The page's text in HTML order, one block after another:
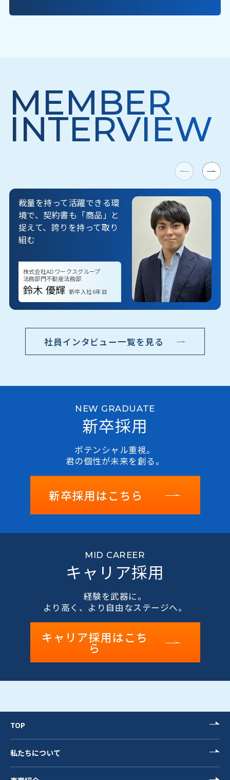
MEMBER
INTERVIEW
裁量を持って活躍できる環
境で、 契約書も「商品」と
捉えて、 誇りを持って取り
組む
株式会社ADワークスグループ
法務部門不動産法務部
鈴木 優輝 新卒入社6年目
社員インタビュー一覧を見る
NEW GRADUATE
新卒採用
ポテンシャル重視。
君の個性が未来を創る。
新卒採用はこちら
MID CAREER
キャリア採用
経験を武器に。
より高く、より自由なステージへ。
キャリア採用はこち
ら
TOP
私たちについて